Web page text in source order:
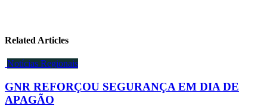
Related Articles
Notícias Regionais
GNR REFORÇOU SEGURANÇA EM DIA DE
APAGÃO